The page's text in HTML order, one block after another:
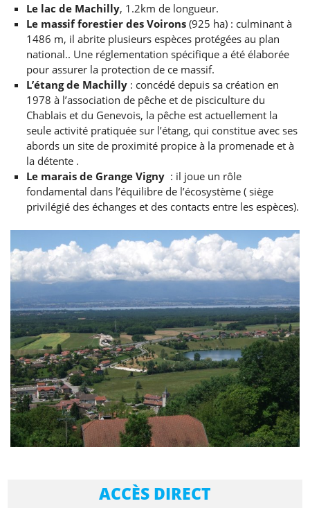
Le lac de Machilly, 1.2km de longueur.
Le massif forestier des Voirons(925 ha) : culminant à
1486 m, il abrite plusieurs espèces protégées au plan
national.. Une réglementation spécifique a été élaborée
pour assurer la protection de ce massif.
L’étang de Machilly : concédé depuis sa création en
1978 à l’association de pêche et de pisciculture du
Chablais et du Genevois, la pêche est actuellement la
seule activité pratiquée sur l’étang, qui constitue avec ses
abords un site de proximité propice à la promenade et à
la détente .
Le marais de Grange Vigny : il joue un rôle
fondamental dans l’équilibre de l’écosystème ( siège
privilégié des échanges et des contacts entre les espèces).
ACCÈS DIRECT